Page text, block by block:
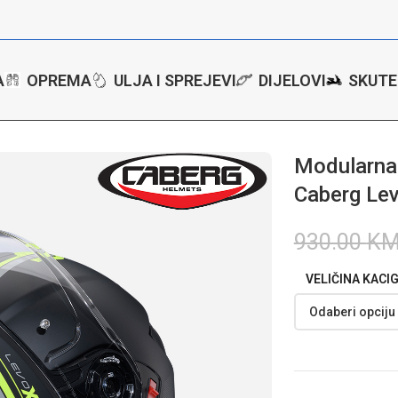
OPREMA ULJA I SPREJEVI DIJELOVI
Caberg
930.00
VELIČINA